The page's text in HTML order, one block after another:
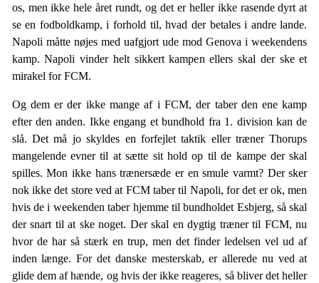
os, men ikke hele året rundt, og det er heller ikke rasende dyrt at
se en fodboldkamp, i forhold til, hvad der betales i andre lande.
Napoli måtte nøjes med uafgjort ude mod Genova i weekendens
kamp. Napoli vinder helt sikkert kampen ellers skal der ske et
mirakel for FCM.
Og dem er der ikke mange af i FCM, der taber den ene kamp
efter den anden. Ikke engang et bundhold fra 1. division kan de
slå. Det må jo skyldes en forfejlet taktik eller træner Thorups
mangelende evner til at sætte sit hold op til de kampe der skal
spilles. Mon ikke hans trænersæde er en smule varmt? Der sker
nok ikke det store ved at FCM taber til Napoli, for det er ok, men
hvis de i weekenden taber hjemme til bundholdet Esbjerg, så skal
der snart til at ske noget. Der skal en dygtig træner til FCM, nu
hvor de har så stærk en trup, men det finder ledelsen vel ud af
inden længe. For det danske mesterskab, er allerede nu ved at
glide dem af hænde, og hvis der ikke reageres, så bliver det heller